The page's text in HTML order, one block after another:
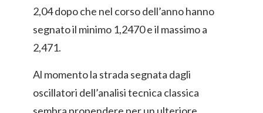
2,04 dopo che nel corso dell’anno hanno
segnato il minimo 1,2470 e il massimo a
2,471.
Al momento la strada segnata dagli
oscillatori dell’analisi tecnica classica